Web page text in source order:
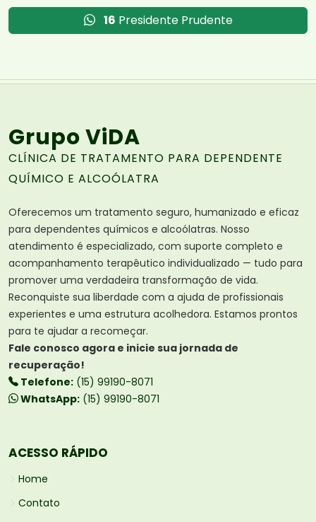
16 Presidente Prudente
Grupo ViDA
CLÍNICA DE TRATAMENTO PARA DEPENDENTE
QUÍMICO E ALCOÓLATRA
Oferecemos um tratamento seguro, humanizado e eficaz
para dependentes químicos e alcoólatras. Nosso
atendimento é especializado, com suporte completo e
acompanhamento terapêutico individualizado — tudo para
promover uma verdadeira transformação de vida.
Reconquiste sua liberdade com a ajuda de profissionais
experientes e uma estrutura acolhedora. Estamos prontos
para te ajudar a recomeçar.
Fale conosco agora e inicie sua jornada de
recuperação!
Telefone: (15) 99190-8071
WhatsApp: (15) 99190-8071
ACESSO RÁPIDO
Home
Contato